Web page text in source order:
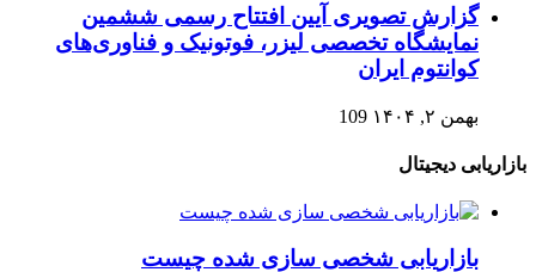
گزارش تصویری آیین افتتاح رسمی ششمین
نمایشگاه تخصصی لیزر، فوتونیک و فناوری‌های
کوانتوم ایران
بهمن ۲, ۱۴۰۴ 109
بازاریابی دیجیتال
بازاریابی شخصی سازی شده چیست